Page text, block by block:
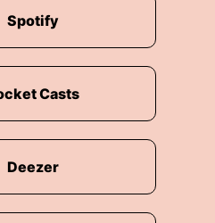
Spotify
Casts
Deezer